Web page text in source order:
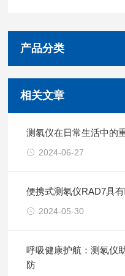
产品分类
相关文章
测氡仪在日常生活中的
2024-06-27
便携式测氡仪RAD7具
2024-05-30
呼吸健康护航：测氡仪
防